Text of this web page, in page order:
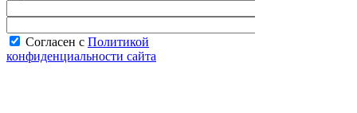
Согласен с Политикой
конфиденциальности сайта